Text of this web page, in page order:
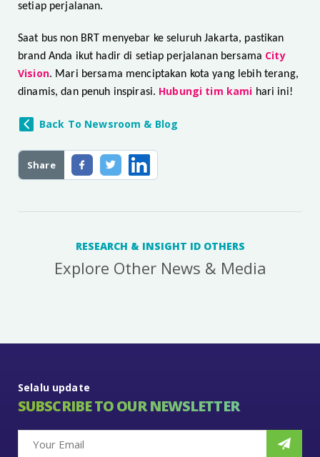
Share
setiap perjalanan.
Saat bus non BRT menyebar ke seluruh Jakarta, pastikan
brand Anda ikut hadir di setiap perjalanan bersama City
Vision. Mari bersama menciptakan kota yang lebih terang,
dinamis, dan penuh inspirasi. Hubungi tim kami hari ini!
Back To Newsroom & Blog
RESEARCH & INSIGHT ID OTHERS
Explore Other News & Media
Selalu update
SUBSCRIBE TO OUR NEWSLETTER